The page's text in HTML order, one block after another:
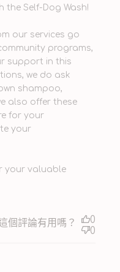
the Self-Dog Wash!
our services go
programs,
support in this
we do ask
shampoo,
also offer these
for your
your
your valuable
個評論有用嗎？
0
0